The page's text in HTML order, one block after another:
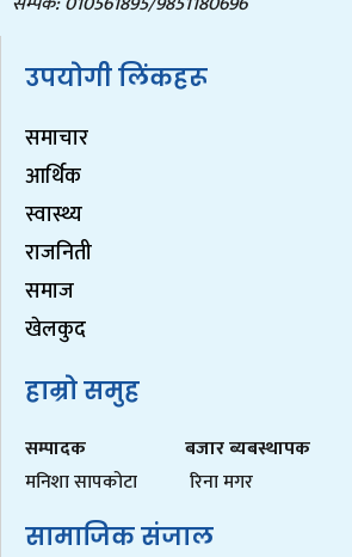
उपयोगी लिंकहरू
समाचार
आर्थिक
स्वास्थ्य
राजनिती
समाज
खेलकुद
हाम्रो समुह
सम्पादक
मनिशा सापकोटा
बजार ब्यबस्थापक
रिना मगर
सामाजिक संजाल